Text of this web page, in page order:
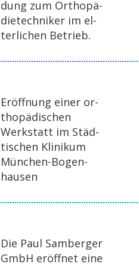
dung zum Or­tho­pä­
die­tech­ni­ker im el­
ter­li­chen Be­trieb.
Er­öff­nung einer or­
tho­pä­di­schen
Werk­statt im Städ­
ti­schen Kli­ni­kum
Mün­chen-Bo­gen­
hau­sen
Die Paul Sam­ber­ger
GmbH er­öff­net eine